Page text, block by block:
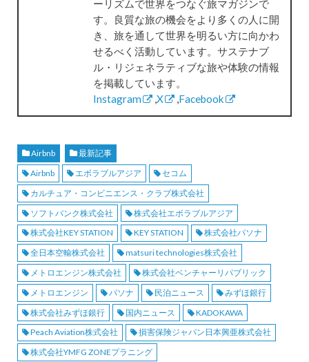
ーリズムで世界をつなぐ旅マガジンで
す。良質な旅の機会をより多くの人に開
き、旅を通して世界を明るい方に向かわ
せるべく活動しています。サステナブ
ル・リジェネラティブな旅や体験の情報
を掲載しています。
Instagram
,X ,Facebook
Airbnb
最新記事
Airbnb
エボラブルアジア
セコム
カルチュア・コンビニエンス・クラブ株式会社
ソフトバンク株式会社
株式会社エボラブルアジア
株式会社KEY STATION
KEY STATION
株式会社パソナ
全日本空輸株式会社
matsuri technologies株式会社
メトロエンジン株式会社
株式会社ベンチャーリパブリック
メトロエンジン
パソナ 民泊ニュース
みずほ銀行
株式会社みずほ銀行
国内ニュース
KADOKAWA
Peach Aviation株式会社
損害保険ジャパン日本興亜株式会社
株式会社YMFG ZONEプラニング